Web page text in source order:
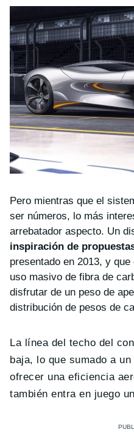
Pero mientras que el
ser números, lo más
arrebatador aspecto. Un
inspiración de
presentado en 2013, y
uso masivo de fibra de
disfrutar de un peso de
distribución de pesos de
La línea del techo del
baja, lo que sumado a
ofrecer una eficiencia
también entra en juego